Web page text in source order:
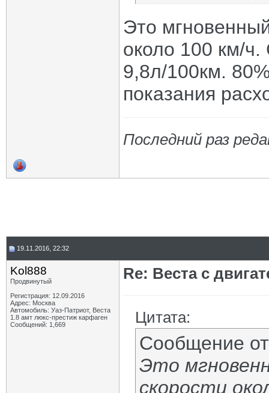
Это
около 100 км/ч.
9,8л/100км.
показания
Последний раз
19.11.2016, 22:32
Kol888
Продвинутый
Регистрация: 12.09.2016
Адрес: Москва
Автомобиль: Уаз-Патриот, Веста
1.8 амт люкс-престиж карфаген
Сообщений: 1,669
Re: Веста с
Цитата:
Сообщение
Это
скорости